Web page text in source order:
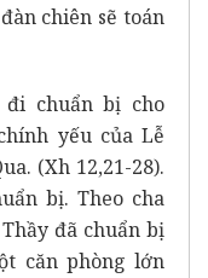
chiên sẽ toán
đi chuẩn bị cho
yếu của Lễ
(Xh 12,21-28).
bị. Theo cha
đã chuẩn bị
căn phòng lớn